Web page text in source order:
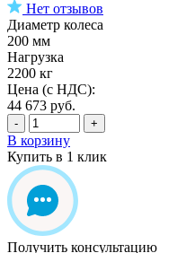
Нет отзывов
Диаметр колеса
200 мм
Нагрузка
2200 кг
Цена (с НДС):
44 673 руб.
- +
В корзину
Купить в 1 клик
Получить консультацию